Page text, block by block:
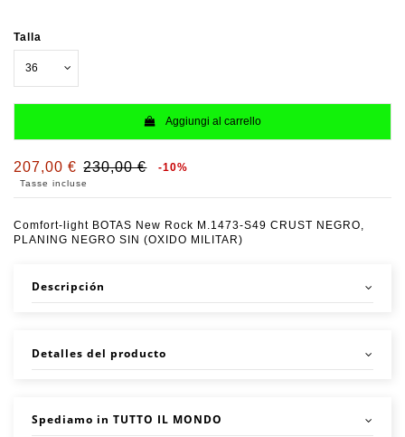
Talla
Aggiungi al carrello
207,00 € 230,00 € -10%
Tasse incluse
Comfort-light BOTAS New Rock M.1473-S49 CRUST NEGRO,
PLANING NEGRO SIN (OXIDO MILITAR)
Descripción
Detalles del producto
Spediamo in TUTTO IL MONDO